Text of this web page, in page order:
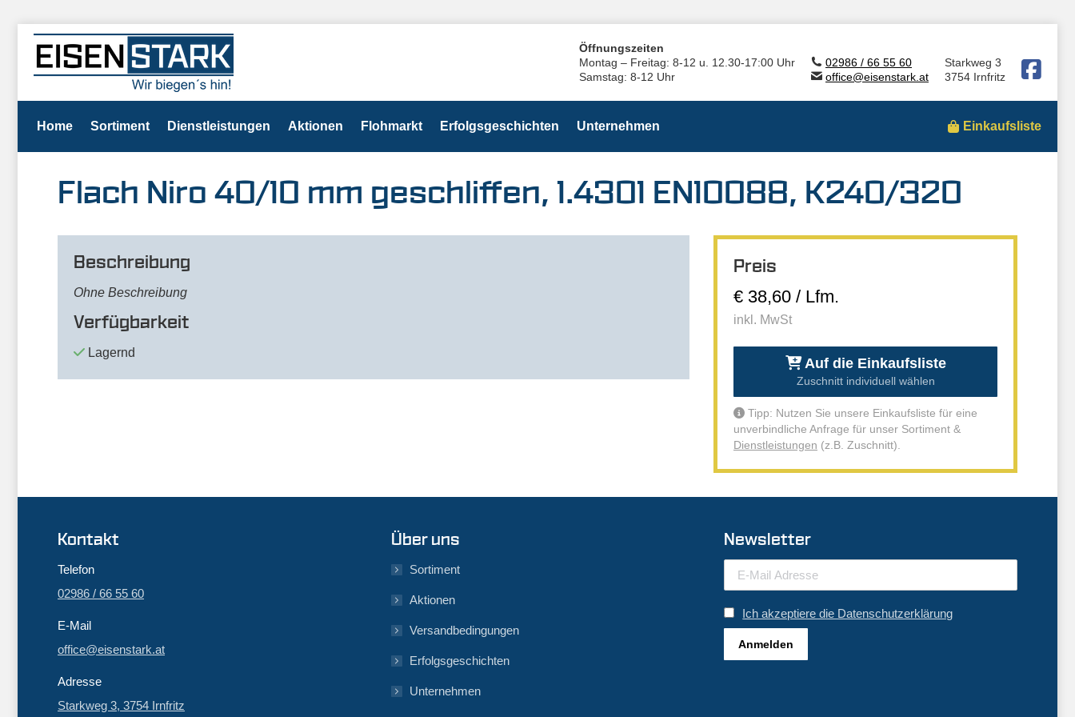
Öffnungszeiten
Montag – Freitag: 8-12 u. 12.30-17:00 Uhr
Samstag: 8-12 Uhr
02986 / 66 55 60
office@eisenstark.at
Starkweg 3
3754 Irnfritz
Home Sortiment Dienstleistungen Aktionen Flohmarkt Erfolgsgeschichten Unternehmen Einkaufsliste
Flach Niro 40/10 mm geschliffen, 1.4301 EN10088, K240/320
Beschreibung
Ohne Beschreibung
Verfügbarkeit
Lagernd
Preis
€ 38,60 / Lfm.
inkl. MwSt
Auf die Einkaufsliste
Zuschnitt individuell wählen
Tipp: Nutzen Sie unsere Einkaufsliste für eine
unverbindliche Anfrage für unser Sortiment &
Dienstleistungen (z.B. Zuschnitt).
Kontakt
Telefon
02986 / 66 55 60
E-Mail
office@eisenstark.at
Adresse
Starkweg 3, 3754 Irnfritz
Über uns
Sortiment
Aktionen
Versandbedingungen
Erfolgsgeschichten
Unternehmen
Newsletter
Ich akzeptiere die Datenschutzerklärung